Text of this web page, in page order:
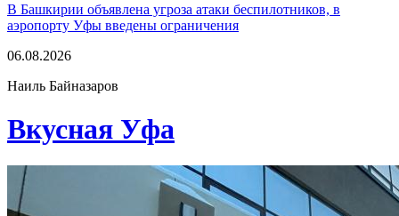
В Башкирии объявлена угроза атаки беспилотников, в
аэропорту Уфы введены ограничения
06.08.2026
Наиль Байназаров
Вкусная Уфа